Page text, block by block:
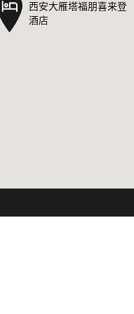
西安大雁塔福朋喜来登
酒店
西安大雁塔福朋喜来登
酒店